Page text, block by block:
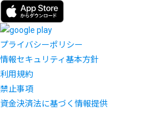
プライバシーポリシー
情報セキュリティ基本方針
利用規約
禁止事項
資金決済法に基づく情報提供